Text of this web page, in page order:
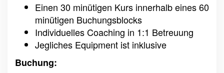
Einen 30 minütigen Kurs innerhalb eines 60
minütigen Buchungsblocks
Individuelles Coaching in 1:1 Betreuung
Jegliches Equipment ist inklusive
Buchung: